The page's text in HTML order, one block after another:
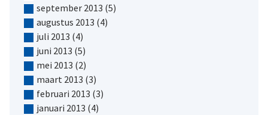
september 2013 (5)
augustus 2013 (4)
juli 2013 (4)
juni 2013 (5)
mei 2013 (2)
maart 2013 (3)
februari 2013 (3)
januari 2013 (4)